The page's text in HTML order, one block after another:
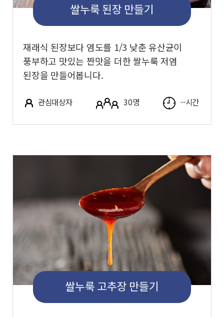
쌀누룩 된장 만들기
재래식 된장보다 염도를 1/3 낮춘 유산균이
풍부하고 맛있는 짠맛을 더한 쌀누룩 저염
된장을 만들어봅니다.
관심대상자 30명 --시간
쌀누룩 고추장 만들기